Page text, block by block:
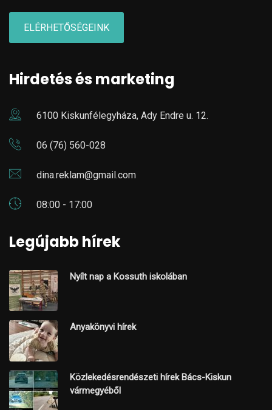
ELÉRHETŐSÉGEINK
Hirdetés és marketing
6100 Kiskunfélegyháza, Ady Endre u. 12.
06 (76) 560-028
dina.reklam@gmail.com
08:00 - 17:00
Legújabb hírek
Nyílt nap a Kossuth iskolában
Anyakönyvi hírek
Közlekedésrendészeti hírek Bács-Kiskun
vármegyéből